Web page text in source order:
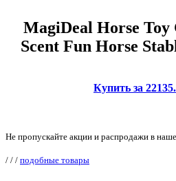
MagiDeal Horse
Scent Fun Horse
Купить за
Не пропускайте акции и распродажи в
/ / / подобные товары